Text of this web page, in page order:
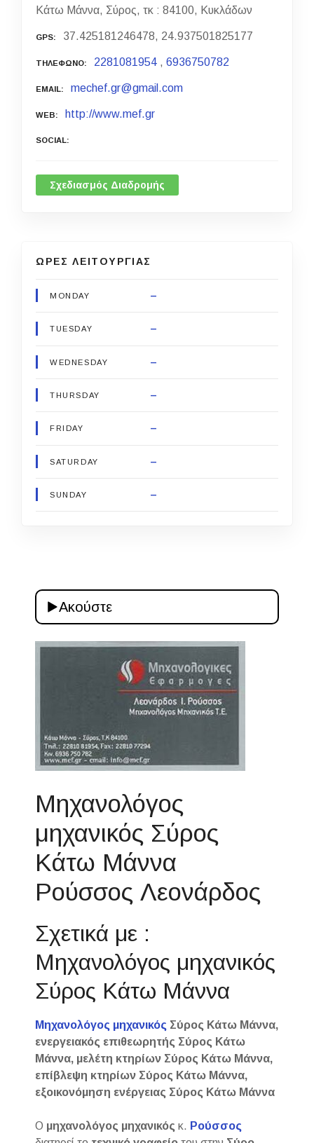
Κάτω Μάννα, Σύρος, τκ : 84100, Κυκλάδων
GPS 37.425181246478, 24.937501825177
ΤΗΛΕΦΩΝΟ 2281081954 ,6936750782
EMAIL mechef.gr@gmail.com
WEB http://www.mef.gr
SOCIAL
Σχεδιασμός Διαδρομής
ΩΡΕΣ ΛΕΙΤΟΥΡΓΙΑΣ
MONDAY –
TUESDAY –
WEDNESDAY –
THURSDAY –
FRIDAY –
SATURDAY –
SUNDAY –
Ακούστε
Μηχανολόγος
μηχανικός Σύρος
Κάτω Μάννα
Ρούσσος Λεονάρδος
Σχετικά με :
Μηχανολόγος μηχανικός
Σύρος Κάτω Μάννα
Μηχανολόγος μηχανικός Σύρος Κάτω Μάννα,
ενεργειακός επιθεωρητής Σύρος Κάτω
Μάννα, μελέτη κτηρίων Σύρος Κάτω Μάννα,
επίβλεψη κτηρίων Σύρος Κάτω Μάννα,
εξοικονόμηση ενέργειας Σύρος Κάτω Μάννα
Ο μηχανολόγος μηχανικός κ. Ρούσσος